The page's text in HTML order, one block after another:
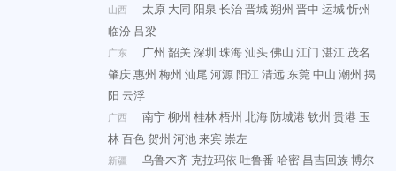
山西 太原 大同 阳泉 长治晋城朔州 晋中 运城忻州
临汾 吕梁
广东 广州 韶关 深圳 珠海汕头佛山 江门 湛江 茂名
肇庆惠州 梅州 汕尾 河源阳江清远 东莞中山 潮州 揭
阳 云浮
广西 南宁柳州 桂林梧州 北海防城港钦州 贵港 玉
林百色贺州 河池来宾崇左
新疆 乌鲁木齐 克拉玛依 吐鲁番 哈密 昌吉回族博尔